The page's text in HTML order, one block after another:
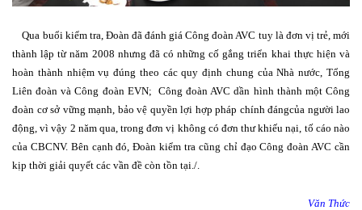
Qua buổi kiểm tra, Đoàn đã đánh giá Công đoàn AVC tuy là đơn vị trẻ, mới
thành lập từ năm 2008 nhưng đã có những cố gắng triển khai thực hiện và
hoàn thành nhiệm vụ đúng theo các quy định chung của Nhà nước, Tổng
Liên đoàn và Công đoàn EVN; Công đoàn AVC dần hình thành một Công
đoàn cơ sở vững mạnh, bảo vệ quyền lợi hợp pháp chính đángcủa người lao
động, vì vậy 2 năm qua, trong đơn vị không có đơn thư khiếu nại, tố cáo nào
của CBCNV. Bên cạnh đó, Đoàn kiểm tra cũng chỉ đạo Công đoàn AVC cần
kịp thời giải quyết các vần đề còn tồn tại./.
Văn Thức